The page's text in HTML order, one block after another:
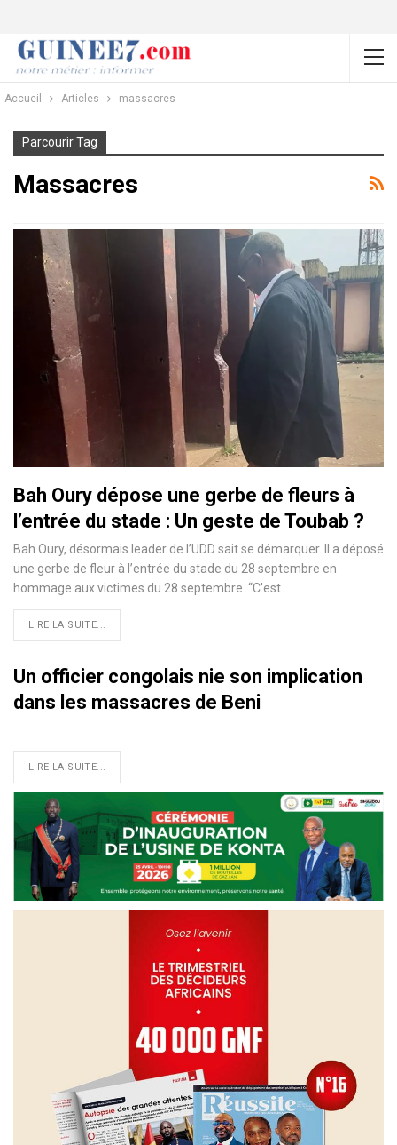
Accueil Articles massacres
Parcourir Tag
Massacres
Bah Oury dépose une gerbe de fleurs à
l’entrée du stade : Un geste de Toubab ?
Bah Oury, désormais leader de l’UDD sait se démarquer. Il a déposé
une gerbe de fleur à l’entrée du stade du 28 septembre en
hommage aux victimes du 28 septembre. ‘‘C'est
LIRE LA SUITE...
Un officier congolais nie son implication
dans les massacres de Beni
LIRE LA SUITE...